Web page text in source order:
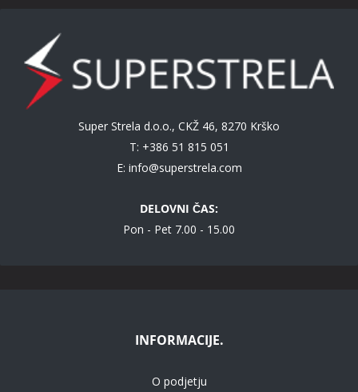
Super Strela d.o.o., CKŽ 46, 8270 Krško
T: +386 51 815 051
E: info@superstrela.com
DELOVNI ČAS:
Pon - Pet 7.00 - 15.00
INFORMACIJE.
O podjetju